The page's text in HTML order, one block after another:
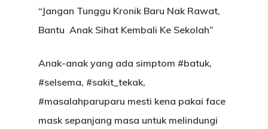
“Jangan Tunggu Kronik Baru Nak Rawat,
Bantu Anak Sihat Kembali Ke Sekolah”
Anak-anak yang ada simptom #batuk,
#selsema, #sakit_tekak,
#masalahparuparu mesti kena pakai face
mask sepanjang masa untuk melindungi